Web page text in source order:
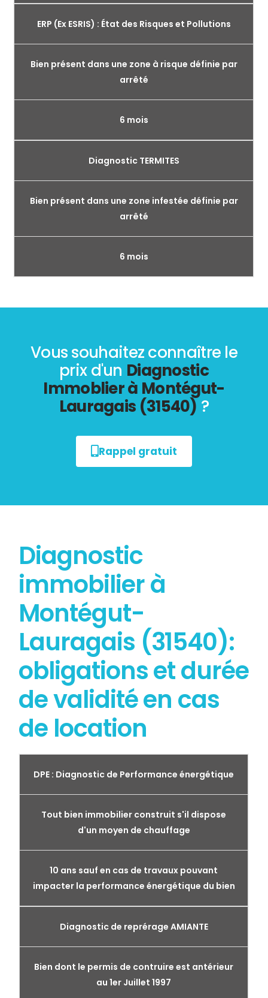
ERP (Ex ESRIS) : État des Risques et Pollutions
Bien présent dans une zone à risque définie par
arrêté
6 mois
Diagnostic TERMITES
Bien présent dans une zone infestée définie par
arrêté
6 mois
Vous souhaitez connaître le
prix d'un Diagnostic
Immoblier à Montégut-
Lauragais (31540) ?
Rappel gratuit
Diagnostic
immobilier à
Montégut-
Lauragais (31540):
obligations et durée
de validité en cas
de location
DPE : Diagnostic de Performance énergétique
Tout bien immobilier construit s'il dispose
d'un moyen de chauffage
10 ans sauf en cas de travaux pouvant
impacter la performance énergétique du bien
Diagnostic de reprérage AMIANTE
Bien dont le permis de contruire est antérieur
au 1er Juillet 1997